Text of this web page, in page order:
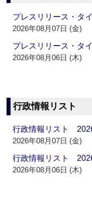
プレスリリース・タ
2026年08月07日 (金)
プレスリリース・タ
2026年08月06日 (木)
行政情報リスト
行政情報リスト
2026年08月07日 (金)
行政情報リスト
2026年08月06日 (木)